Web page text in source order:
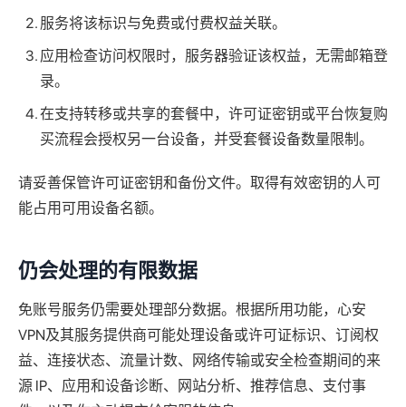
服务将该标识与免费或付费权益关联。
应用检查访问权限时，服务器验证该权益，无需邮箱登
录。
在支持转移或共享的套餐中，许可证密钥或平台恢复购
买流程会授权另一台设备，并受套餐设备数量限制。
请妥善保管许可证密钥和备份文件。取得有效密钥的人可
能占用可用设备名额。
仍会处理的有限数据
免账号服务仍需要处理部分数据。根据所用功能，心安
VPN及其服务提供商可能处理设备或许可证标识、订阅权
益、连接状态、流量计数、网络传输或安全检查期间的来
源 IP、应用和设备诊断、网站分析、推荐信息、支付事